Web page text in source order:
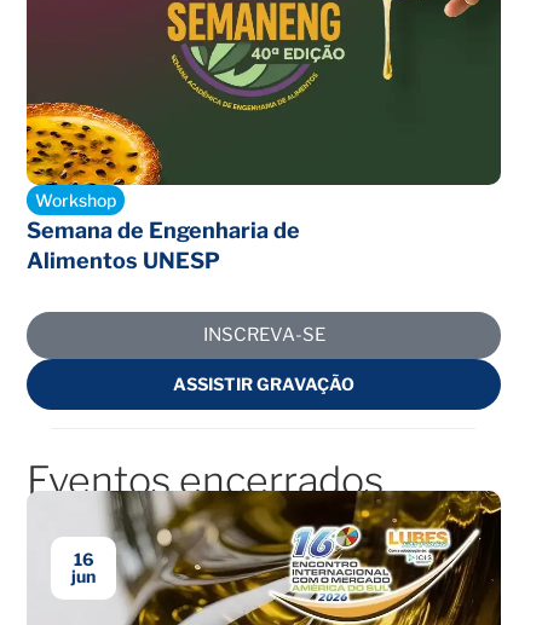
Workshop
Semana de Engenharia de
Alimentos UNESP
INSCREVA-SE
ASSISTIR GRAVAÇÃO
Eventos encerrados
16
jun